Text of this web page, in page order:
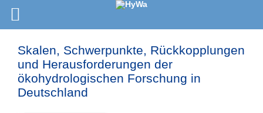
Skalen, Schwerpunkte, Rückkopplungen
und Herausforderungen der
ökohydrologischen Forschung in
Deutschland